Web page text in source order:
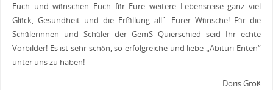
Euch und wünschen Euch für Eure weitere Lebensreise ganz viel
Glück, Gesundheit und die Erfüllung all` Eurer Wünsche! Für die
Schülerinnen und Schüler der GemS Quierschied seid Ihr echte
Vorbilder! Es ist sehr schön, so erfolgreiche und liebe „Abituri-Enten“
unter uns zu haben!
Doris Groß